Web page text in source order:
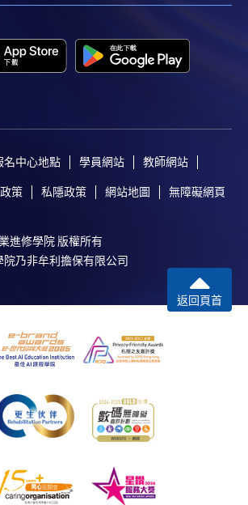
名中心地點 學員網站 教師網站
策 私隱政策 網站地圖 無障礙網頁
進修學院 版權所有
乃非牟利擔保有限公司
返回頁首